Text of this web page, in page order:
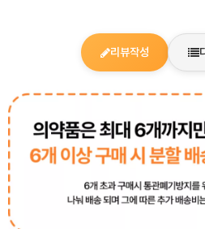
리뷰작성